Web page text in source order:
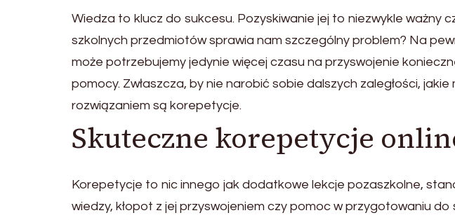
Wiedza to klucz do sukcesu. Pozyskiwanie jej to niezwykle ważny
szkolnych przedmiotów sprawia nam szczególny problem? Na
może potrzebujemy jedynie więcej czasu na przyswojenie
pomocy. Zwłaszcza, by nie narobić sobie dalszych zaległości,
rozwiązaniem są korepetycje.
Skuteczne korepetycje
Korepetycje to nic innego jak dodatkowe lekcje pozaszkolne,
wiedzy, kłopot z jej przyswojeniem czy pomoc w przygotowaniu